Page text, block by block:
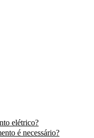
elétrico?
é necessário?